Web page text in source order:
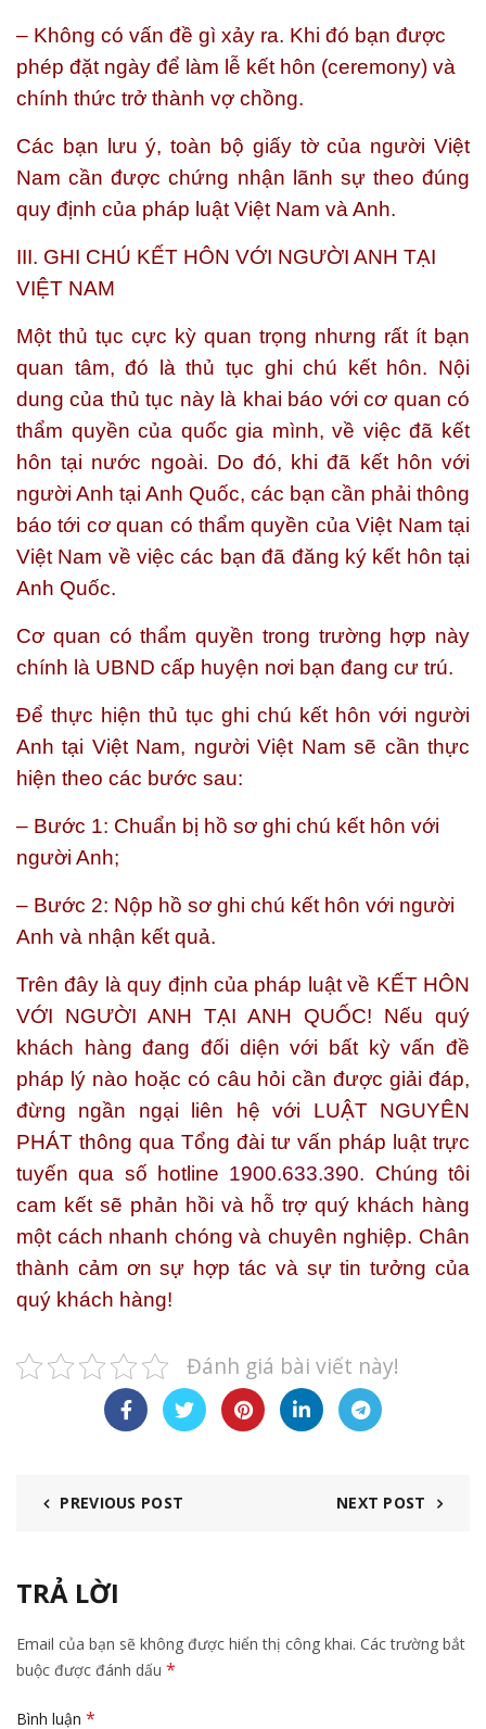
– Không có vấn đề gì xảy ra. Khi đó bạn được
phép đặt ngày để làm lễ kết hôn (ceremony) và
chính thức trở thành vợ chồng.
Các bạn lưu ý, toàn bộ giấy tờ của người Việt
Nam cần được chứng nhận lãnh sự theo đúng
quy định của pháp luật Việt Nam và Anh.
III. GHI CHÚ KẾT HÔN VỚI NGƯỜI ANH TẠI
VIỆT NAM
Một thủ tục cực kỳ quan trọng nhưng rất ít bạn
quan tâm, đó là thủ tục ghi chú kết hôn. Nội
dung của thủ tục này là khai báo với cơ quan có
thẩm quyền của quốc gia mình, về việc đã kết
hôn tại nước ngoài. Do đó, khi đã kết hôn với
người Anh tại Anh Quốc, các bạn cần phải thông
báo tới cơ quan có thẩm quyền của Việt Nam tại
Việt Nam về việc các bạn đã đăng ký kết hôn tại
Anh Quốc.
Cơ quan có thẩm quyền trong trường hợp này
chính là UBND cấp huyện nơi bạn đang cư trú.
Để thực hiện thủ tục ghi chú kết hôn với người
Anh tại Việt Nam, người Việt Nam sẽ cần thực
hiện theo các bước sau:
– Bước 1: Chuẩn bị hồ sơ ghi chú kết hôn với
người Anh;
– Bước 2: Nộp hồ sơ ghi chú kết hôn với người
Anh và nhận kết quả.
Trên đây là quy định của pháp luật về KẾT HÔN
VỚI NGƯỜI ANH TẠI ANH QUỐC! Nếu quý
khách hàng đang đối diện với bất kỳ vấn đề
pháp lý nào hoặc có câu hỏi cần được giải đáp,
đừng ngần ngại liên hệ với LUẬT NGUYÊN
PHÁT thông qua Tổng đài tư vấn pháp luật trực
tuyến qua số
hotline 1900.633.390. Chúng tôi
cam kết sẽ phản hồi và hỗ trợ quý khách hàng
một cách nhanh chóng và chuyên nghiệp. Chân
thành cảm ơn sự hợp tác và sự tin tưởng của
quý khách hàng!
Đánh giá bài viết này!
PREVIOUS POST NEXT POST
TRẢ LỜI
Email của bạn sẽ không được hiển thị công khai. Các trường bắt
buộc được đánh dấu *
Bình luận *